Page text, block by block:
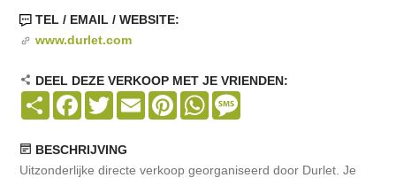
TEL / EMAIL / WEBSITE:
www.durlet.com
DEEL DEZE VERKOOP MET JE VRIENDEN:
Share Facebook
TwitterEmail PinterestWhatsApp
BESCHRIJVING
Uitzonderlijke directe verkoop georganiseerd door Durlet. Je